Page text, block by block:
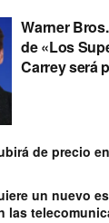
Warner
de «Los
Carrey será
de precio
un nuevo
las